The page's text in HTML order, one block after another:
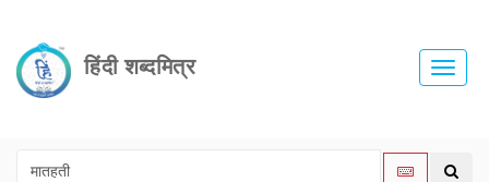
हिंदी शब्दमित्र